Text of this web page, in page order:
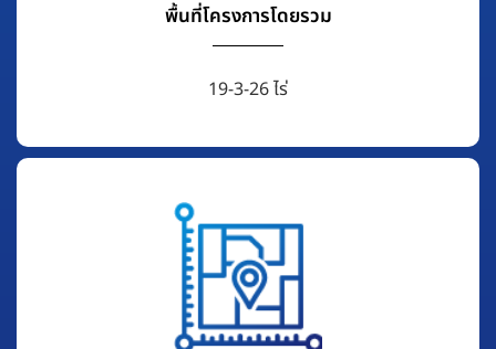
พื้นที่โครงการโดยรวม
19-3-26 ไร่